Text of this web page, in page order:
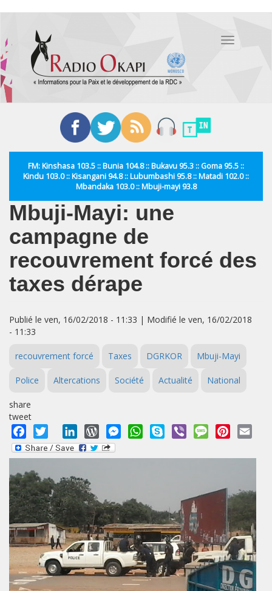
contenu
principal
Toggle
FM: Kinshasa 103.5 :: Bunia 104.8 :: Bukavu 95.3 :: Goma 95.5 ::
Kindu 103.0 :: Kisangani 94.8 :: Lubumbashi 95.8 :: Matadi 102.0 ::
Mbandaka 103.0 :: Mbuji-mayi 93.8
Mbuji-Mayi: une
campagne de
recouvrement forcé des
taxes dérape
Publié le ven, 16/02/2018 - 11:33 | Modifié le ven, 16/02/2018
- 11:33
recouvrement forcé Taxes DGRKOR Mbuji-Mayi
Police Altercations Société Actualité National
share
tweet
Facebook
Twitter LinkedInWordPressMessengerWhatsApp
Skype Viber MessagePinterest